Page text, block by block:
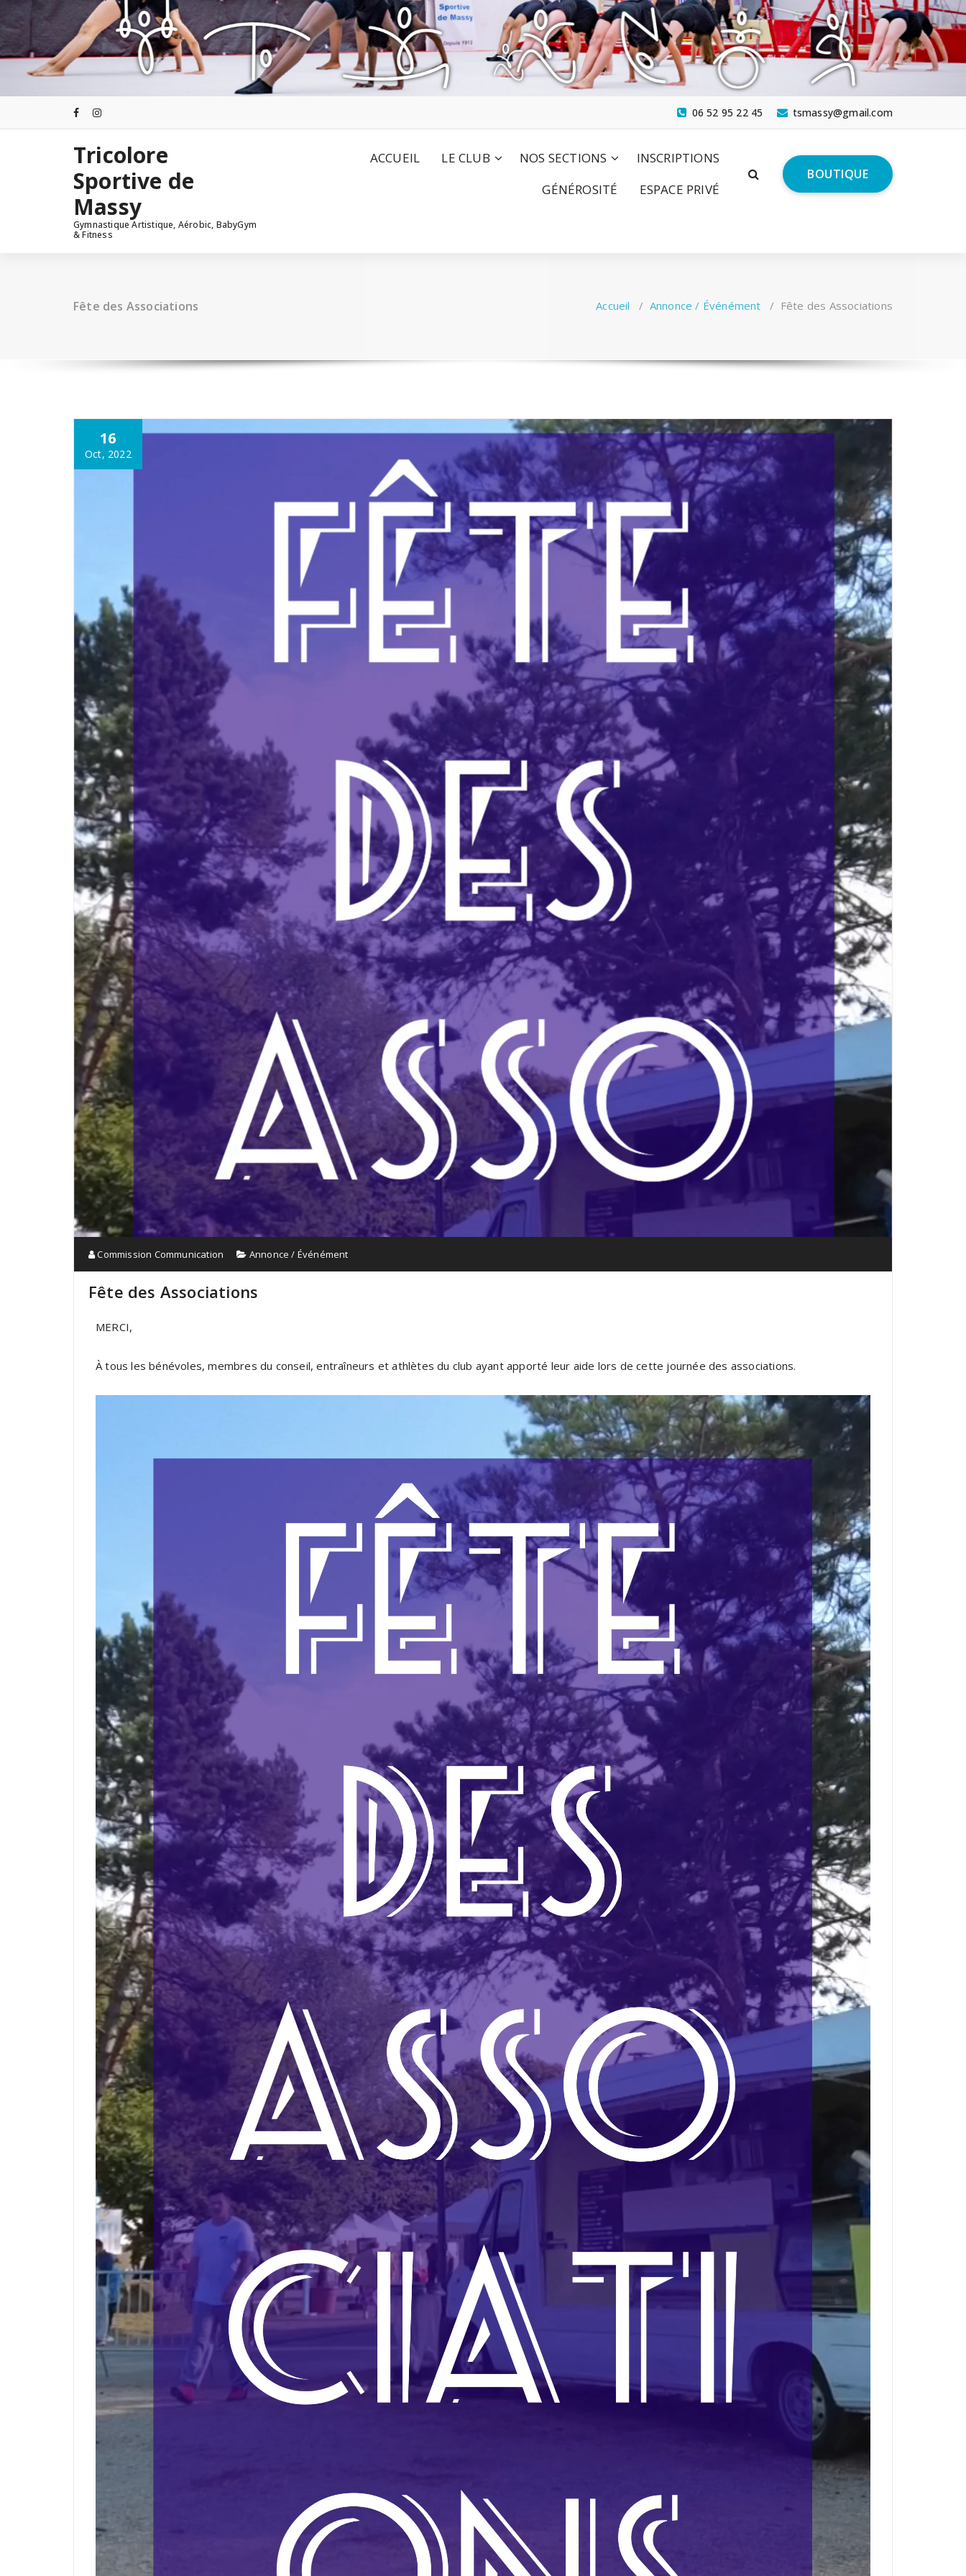
tsmassy@gmail.com
06 52 95 22 45
Tricolore
Sportive de
Massy
Gymnastique Artistique, Aérobic, BabyGym
& Fitness
ACCUEIL LE CLUB NOS SECTIONS
INSCRIPTIONS
GÉNÉROSITÉ
ESPACE PRIVÉ
BOUTIQUE
Fête des Associations Accueil / Annonce / Événément / Fête des Associations
16
Oct, 2022
Commission Communication Annonce / Événément
Fête des Associations
MERCI,
À tous les bénévoles, membres du conseil, entraîneurs et athlètes du club ayant apporté leur aide lors de cette journée des associations.